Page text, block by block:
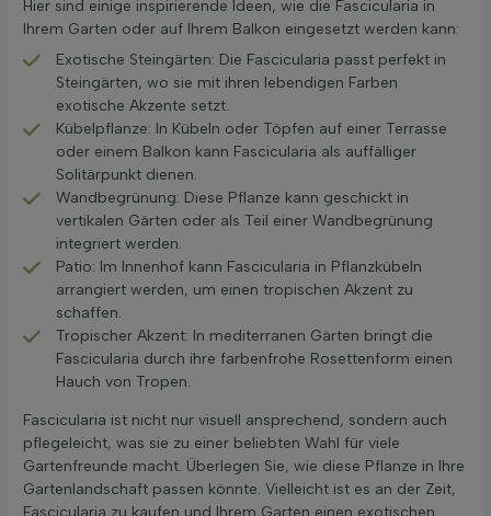
Hier sind einige inspirierende Ideen, wie die Fascicularia in
Ihrem Garten oder auf Ihrem Balkon eingesetzt werden kann:
Exotische Steingärten: Die Fascicularia passt perfekt in
Steingärten, wo sie mit ihren lebendigen Farben
exotische Akzente setzt.
Kübelpflanze: In Kübeln oder Töpfen auf einer Terrasse
oder einem Balkon kann Fascicularia als auffälliger
Solitärpunkt dienen.
Wandbegrünung: Diese Pflanze kann geschickt in
vertikalen Gärten oder als Teil einer Wandbegrünung
integriert werden.
Patio: Im Innenhof kann Fascicularia in Pflanzkübeln
arrangiert werden, um einen tropischen Akzent zu
schaffen.
Tropischer Akzent: In mediterranen Gärten bringt die
Fascicularia durch ihre farbenfrohe Rosettenform einen
Hauch von Tropen.
Fascicularia ist nicht nur visuell ansprechend, sondern auch
pflegeleicht, was sie zu einer beliebten Wahl für viele
Gartenfreunde macht. Überlegen Sie, wie diese Pflanze in Ihre
Gartenlandschaft passen könnte. Vielleicht ist es an der Zeit,
Fascicularia zu kaufen und Ihrem Garten einen exotischen